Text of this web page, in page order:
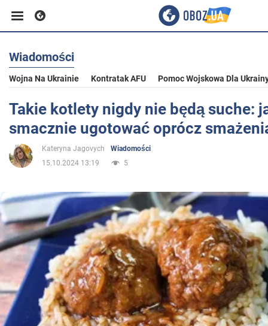
Biznes
Sport
Rozrywka
Polityka
Społeczeństwo
Wojna na Ukrainie
Wiadomości
Wojna Na Ukrainie Kontratak AFU Pomoc Wojskowa Dla
Takie kotlety nigdy nie będą suche:
smacznie ugotować oprócz
Kateryna Jagovych
Wiadomości
15.10.2024 13:19
5